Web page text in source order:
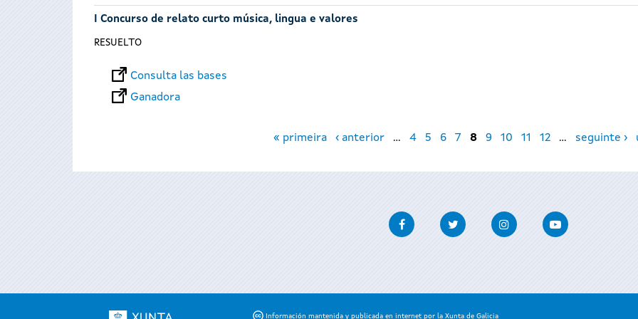
I Concurso de relato curto música, lingua e valores
RESUELTO
Consulta las bases
Ganadora
« primeira ‹ anterior … 4 5 6 7 8 9 10 11 12 … seguinte ›
FacebookTwitter InstagramYoutube
Información mantenida y publicada en internet por la Xunta de Galicia